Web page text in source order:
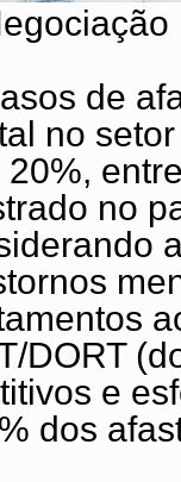
de
no
20%,
no
DORT
e
dos